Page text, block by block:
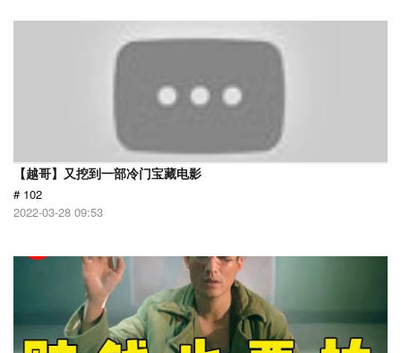
【越哥】又挖到一部冷门宝藏电影
# 102
2022-03-28 09:53